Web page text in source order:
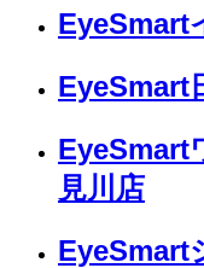
EyeSmart
EyeSmart
EyeSmart
見川店
EyeSmart